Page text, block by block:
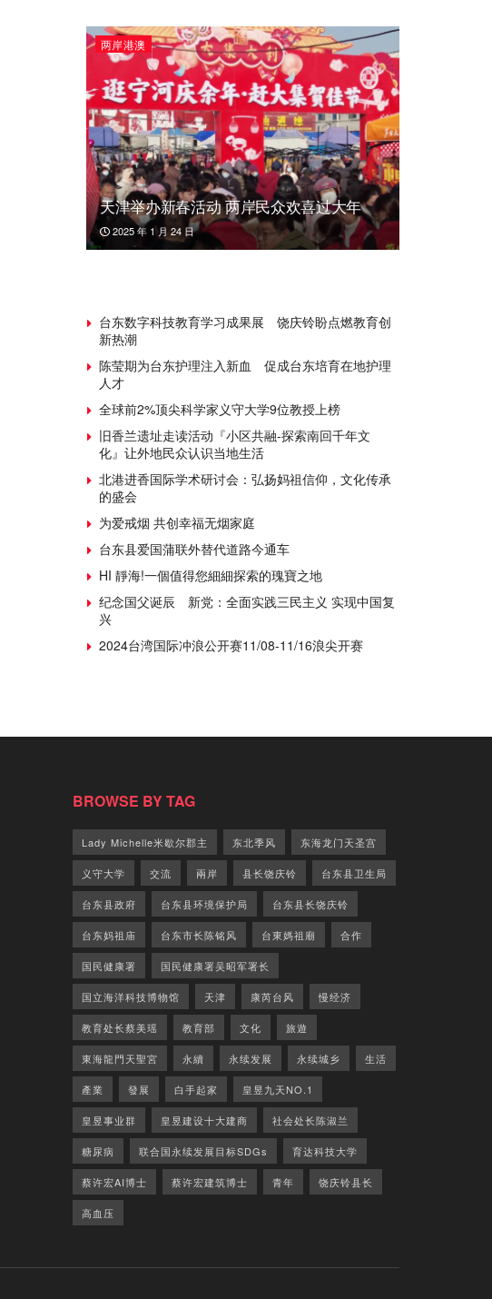
两岸港澳
天津举办新春活动 两岸民众欢喜过大年
2025 年 1 月 24 日
台东数字科技教育学习成果展 饶庆铃盼点燃教育创
新热潮
陈莹期为台东护理注入新血 促成台东培育在地护理
人才
全球前2%顶尖科学家义守大学9位教授上榜
旧香兰遗址走读活动『小区共融-探索南回千年文
化』让外地民众认识当地生活
北港进香国际学术研讨会：弘扬妈祖信仰，文化传承
的盛会
为爱戒烟 共创幸福无烟家庭
台东县爱国蒲联外替代道路今通车
HI 靜海!一個值得您細細探索的瑰寶之地
纪念国父诞辰 新党：全面实践三民主义 实现中国复
兴
2024台湾国际冲浪公开赛11/08-11/16浪尖开赛
BROWSE BY TAG
Lady Michelle米歇尔郡主 东北季风 东海龙门天圣宫
义守大学 交流 兩岸 县长饶庆铃 台东县卫生局
台东县政府 台东县环境保护局 台东县长饶庆铃
台东妈祖庙 台东市长陈铭风 台東媽祖廟 合作
国民健康署 国民健康署吴昭军署长
国立海洋科技博物馆 天津 康芮台风 慢经济
教育处长蔡美瑶 教育部 文化 旅遊
東海龍門天聖宮 永續 永续发展 永续城乡 生活
產業 發展 白手起家 皇昱九天NO.1
皇昱事业群 皇昱建设十大建商 社会处长陈淑兰
糖尿病 联合国永续发展目标SDGs 育达科技大学
蔡许宏AI博士 蔡许宏建筑博士 青年 饶庆铃县长
高血压